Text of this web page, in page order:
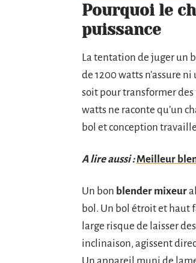
Pourquoi le
puissance
La tentation de juger un
de 1200 watts n’assure
soit pour transformer des
watts ne raconte qu’un
bol et conception
A lire aussi : Meilleur
Un bon blender mixeur
bol. Un bol étroit et haut
large risque de laisser
inclinaison, agissent
Un appareil muni de